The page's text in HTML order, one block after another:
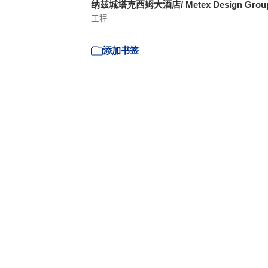
纳兹城塔克西姆大酒店/ Metex Design
工程
添加书签